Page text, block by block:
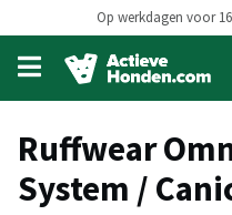
Op werkdagen voor
Open
main
menu
Ruffwear
System /